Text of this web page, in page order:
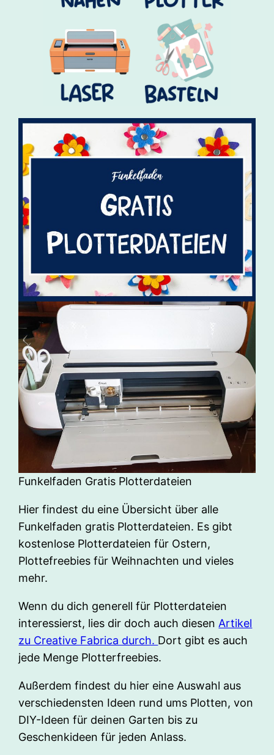
Funkelfaden Gratis Plotterdateien
Hier findest du eine Übersicht über alle
Funkelfaden gratis Plotterdateien. Es gibt
kostenlose Plotterdateien für Ostern,
Plottefreebies für Weihnachten und vieles
mehr.
Wenn du dich generell für Plotterdateien
interessierst, lies dir doch auch diesenArtikel
zu Creative Fabrica durch. Dort gibt es auch
jede Menge Plotterfreebies.
Außerdem findest du hier eine Auswahl aus
verschiedensten Ideen rund ums Plotten, von
DIY-Ideen für deinen Garten bis zu
Geschenkideen für jeden Anlass.